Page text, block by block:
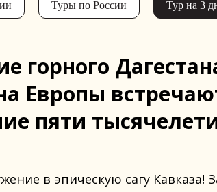
Туры по России Тур на 3
горного
Европы
пяти
в эпическую сагу